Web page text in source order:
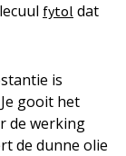
fytol dat
is
gooit het
de werking
de dunne olie